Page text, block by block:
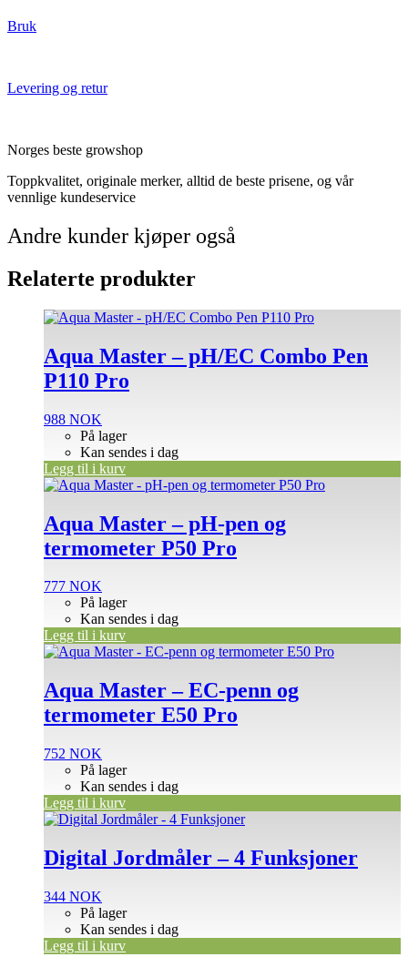
Bruk
Levering og retur
Norges beste growshop
Toppkvalitet, originale merker, alltid de beste prisene, og vår
vennlige kundeservice
Andre kunder kjøper også
Relaterte produkter
Aqua Master – pH/EC Combo Pen
P110 Pro
988 NOK
På lager
Kan sendes i dag
Legg til i kurv
Aqua Master – pH-pen og
termometer P50 Pro
777 NOK
På lager
Kan sendes i dag
Legg til i kurv
Aqua Master – EC-penn og
termometer E50 Pro
752 NOK
På lager
Kan sendes i dag
Legg til i kurv
Digital Jordmåler – 4 Funksjoner
344 NOK
På lager
Kan sendes i dag
Legg til i kurv